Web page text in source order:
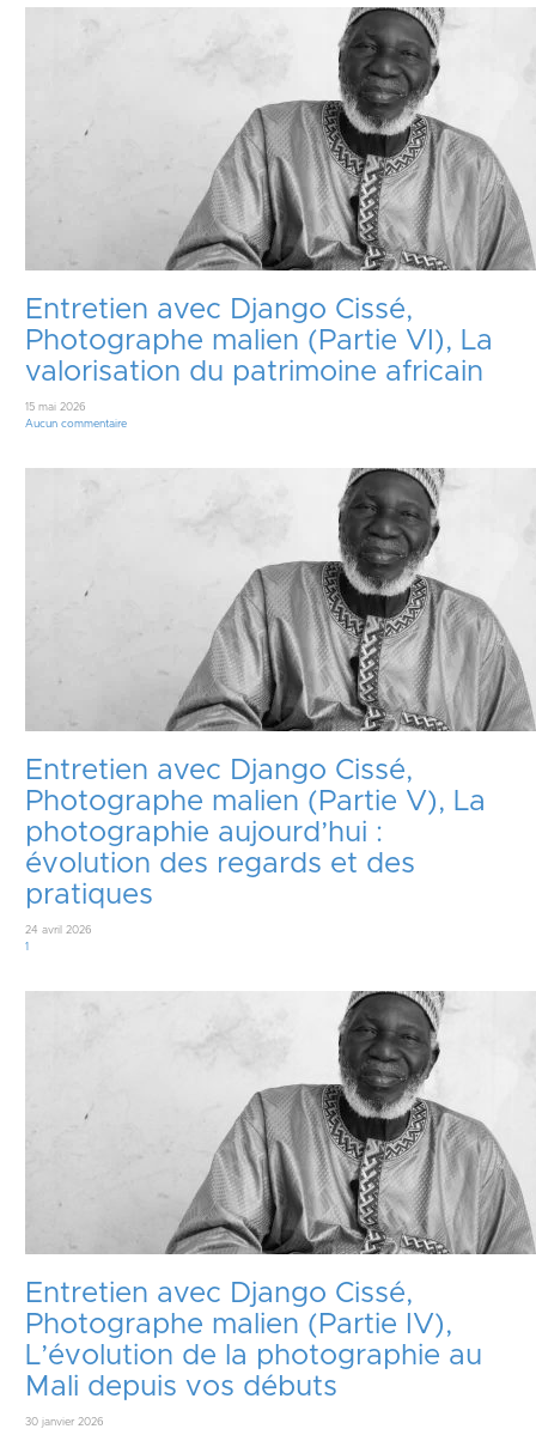
Entretien avec Django Cissé,
Photographe malien (Partie VI), La
valorisation du patrimoine africain
15 mai 2026
Aucun commentaire
Entretien avec Django Cissé,
Photographe malien (Partie V), La
photographie aujourd’hui :
évolution des regards et des
pratiques
24 avril 2026
1
Entretien avec Django Cissé,
Photographe malien (Partie IV),
L’évolution de la photographie au
Mali depuis vos débuts
30 janvier 2026